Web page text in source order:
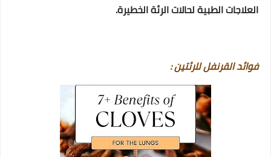
العلاجات الطبية لحالات الرئة الخطيرة.
فوائد القرنفل للرئتين :